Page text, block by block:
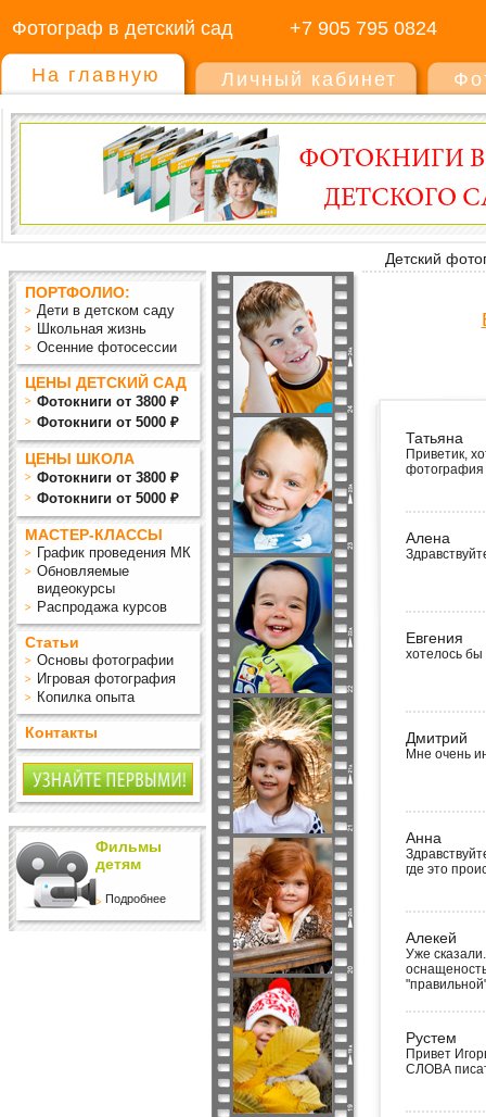
Фотограф в детский сад +7 905 795 0824
На главную Личный кабинет
Детский
ПОРТФОЛИО:
Дети в детском саду
Школьная жизнь
Осенние фотосессии
ЦЕНЫ ДЕТСКИЙ САД
Фотокниги от 3800 ₽
Фотокниги от 5000 ₽
ЦЕНЫ ШКОЛА
Фотокниги от 3800 ₽
Фотокниги от 5000 ₽
МАСТЕР-КЛАССЫ
График проведения МК
Обновляемые
видеокурсы
Распродажа курсов
Статьи
Основы фотографии
Игровая фотография
Копилка опыта
Контакты
Фильмы
детям
Подробнее
Татьяна
Приветик,
фотография
Алена
Евгения
хотелось бы
Дмитрий
Мне очень
Анна
где это
Алекей
Уже
Рустем
Привет
СЛОВА